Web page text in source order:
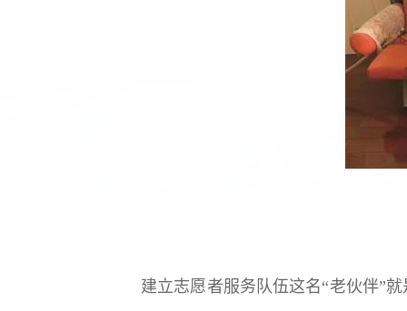
建立志愿者服务队伍这名“老伙伴”